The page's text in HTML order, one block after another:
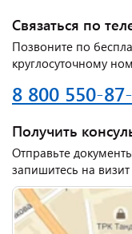
Связаться по
Позвоните по
круглосуточному
8 800 550-
Получить
Отправьте
запишитесь на